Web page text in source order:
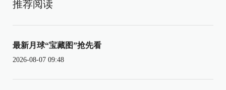
推荐阅读
最新月球“宝藏图”抢先看
2026-08-07 09:48